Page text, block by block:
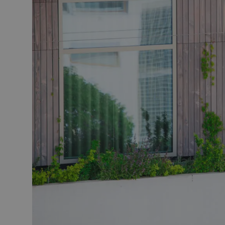
_ga_1R69D97TDR
Naam Aanbieder
Domein
Google